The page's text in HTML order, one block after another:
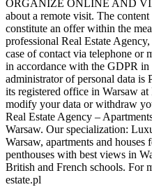
ORGANIZE ONLINE AND
about a remote visit. The
constitute an offer within the
professional Real Estate
case of contact via telephone or
in accordance with the GDPR
administrator of personal data is
its registered office in Warsaw
modify your data or withdraw
Real Estate Agency –
Warsaw. Our specialization:
Warsaw, apartments and houses
penthouses with best views in
British and French schools. For
estate.pl